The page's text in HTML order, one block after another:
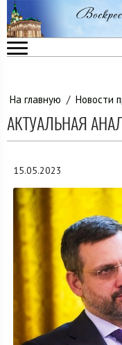
На главную / Новости
АКТУАЛЬНАЯ
15.05.2023